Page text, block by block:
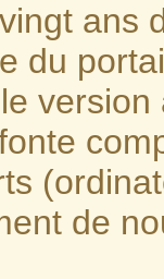
ans
du
version
de